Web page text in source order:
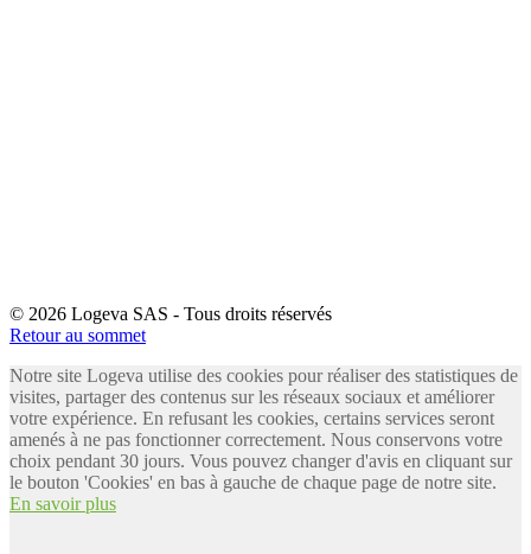
© 2026 Logeva SAS - Tous droits réservés
Retour au sommet
Notre site Logeva utilise des cookies pour réaliser des statistiques de
visites, partager des contenus sur les réseaux sociaux et améliorer
votre expérience. En refusant les cookies, certains services seront
amenés à ne pas fonctionner correctement. Nous conservons votre
choix pendant 30 jours. Vous pouvez changer d'avis en cliquant sur
le bouton 'Cookies' en bas à gauche de chaque page de notre site.
En savoir plus